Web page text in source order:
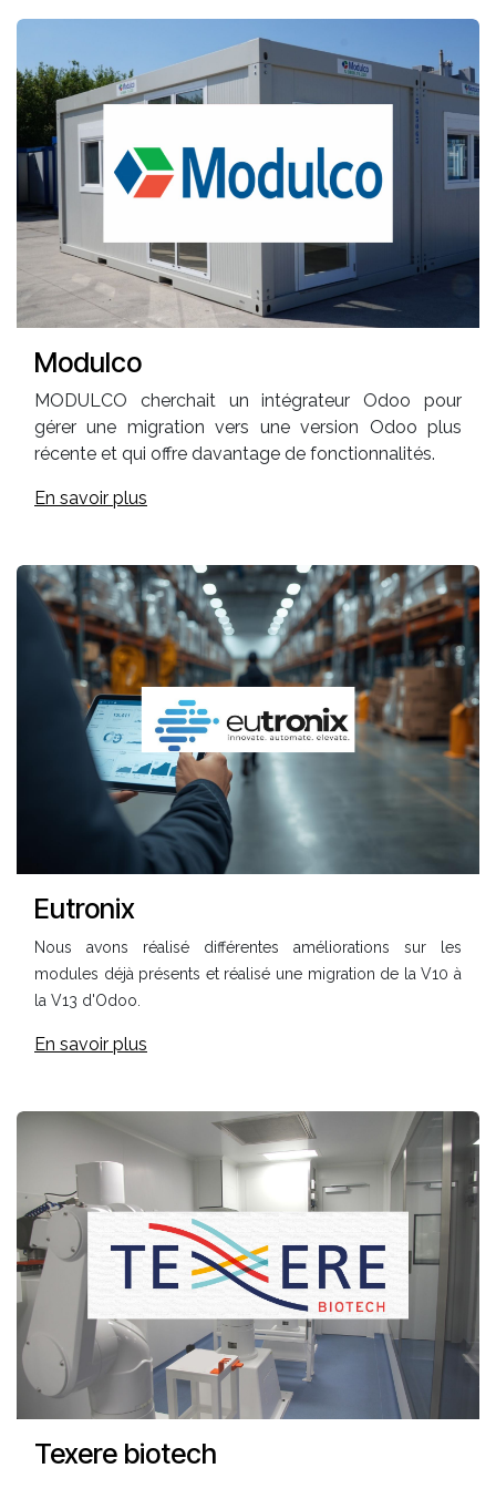
Modulco
MODULCO cherchait un intégrateur Odoo pour
gérer une migration vers une version Odoo plus
récente et qui offre davantage de fonctionnalités.
En savoir plus
Eutronix
Nous avons réalisé différentes améliorations sur les
modules déjà présents et réalisé une migration de la V10 à
la V13 d'Odoo.
En savoir plus
Texere biotech